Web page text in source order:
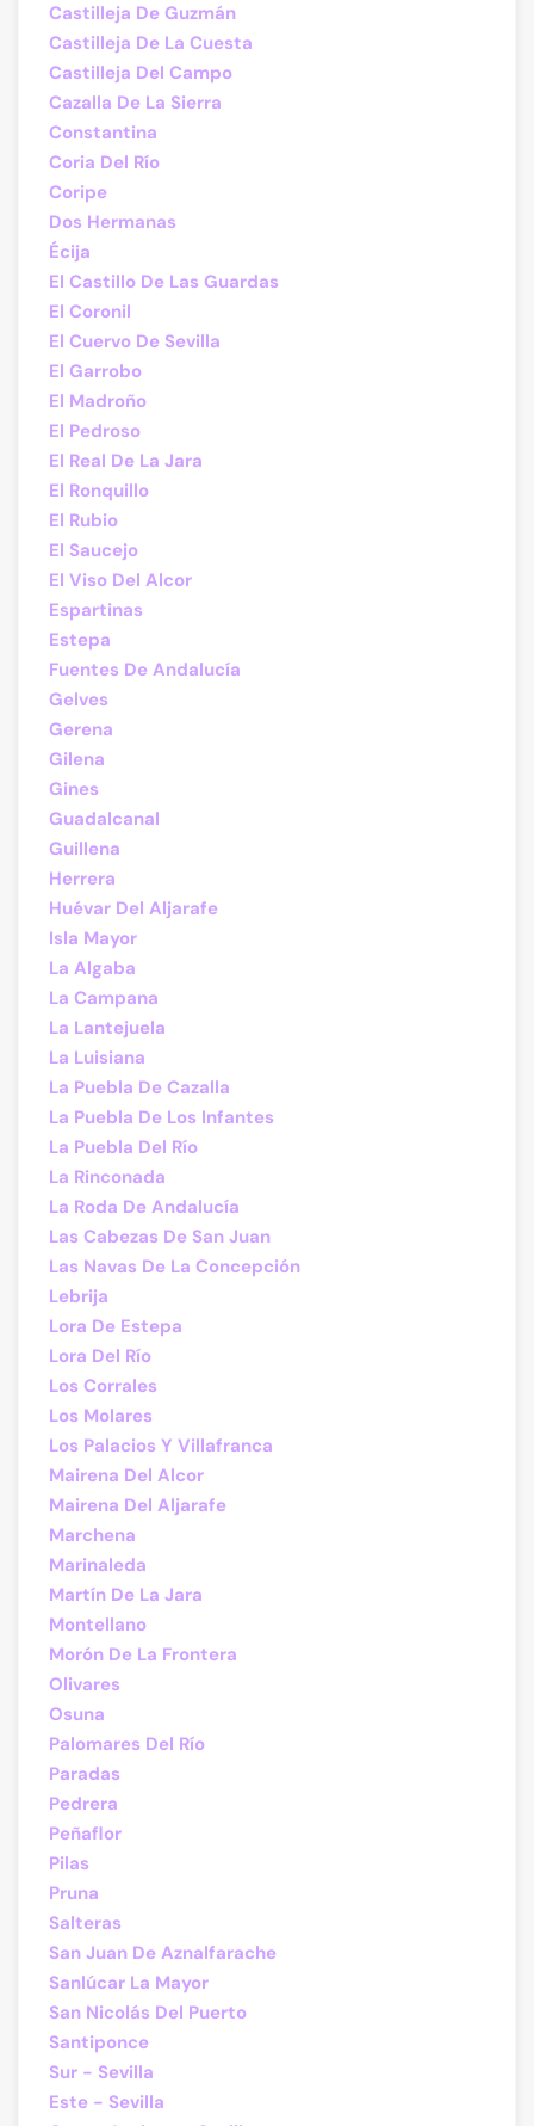
Castilleja De Guzmán
Castilleja De La Cuesta
Castilleja Del Campo
Cazalla De La Sierra
Constantina
Coria Del Río
Coripe
Dos Hermanas
Écija
El Castillo De Las Guardas
El Coronil
El Cuervo De Sevilla
El Garrobo
El Madroño
El Pedroso
El Real De La Jara
El Ronquillo
El Rubio
El Saucejo
El Viso Del Alcor
Espartinas
Estepa
Fuentes De Andalucía
Gelves
Gerena
Gilena
Gines
Guadalcanal
Guillena
Herrera
Huévar Del Aljarafe
Isla Mayor
La Algaba
La Campana
La Lantejuela
La Luisiana
La Puebla De Cazalla
La Puebla De Los Infantes
La Puebla Del Río
La Rinconada
La Roda De Andalucía
Las Cabezas De San Juan
Las Navas De La Concepción
Lebrija
Lora De Estepa
Lora Del Río
Los Corrales
Los Molares
Los Palacios Y Villafranca
Mairena Del Alcor
Mairena Del Aljarafe
Marchena
Marinaleda
Martín De La Jara
Montellano
Morón De La Frontera
Olivares
Osuna
Palomares Del Río
Paradas
Pedrera
Peñaflor
Pilas
Pruna
Salteras
San Juan De Aznalfarache
Sanlúcar La Mayor
San Nicolás Del Puerto
Santiponce
Sur - Sevilla
Este - Sevilla